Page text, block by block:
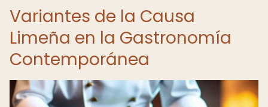
Variantes de la Causa
Limeña en la Gastronomía
Contemporánea